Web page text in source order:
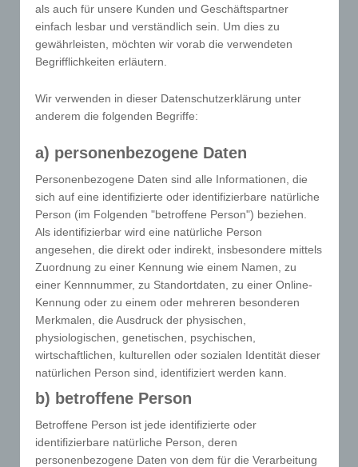
Verantwortlichen oder des Auftragsverarbeiters
befugt sind, die personenbezogenen Daten zu
verarbeiten.
Einwilligung ist jede von der betroffenen Person
freiwillig für den bestimmten Fall in informierter
Willensbekundung in Form einer Erklärung oder
einer sonstigen eindeutigen bestätigenden
Handlung, mit der die betroffene Person zu
verstehen gibt, dass sie mit der Verarbeitung der
sie betreffenden personenbezogenen Daten
einverstanden ist.
Name und Anschrift des für die
Verarbeitung Verantwortlichen
Verantwortlicher im Sinne der Datenschutz-
Grundverordnung, sonstiger in den Mitgliedstaaten
Datenschutzgesetze und anderer Bestimmungen mit
datenschutzrechtlichem Charakter ist:
MECOSO GmbH & Co. KG
als auch für unsere Kunden und Geschäftspartner
einfach lesbar und verständlich sein. Um dies zu
gewährleisten, möchten wir vorab die verwendeten
Begrifflichkeiten erläutern.
Wir verwenden in dieser Datenschutzerklärung unter
anderem die folgenden Begriffe:
a) personenbezogene Daten
Personenbezogene Daten sind alle Informationen, die
sich auf eine identifizierte oder identifizierbare natürliche
Person (im Folgenden "betroffene Person") beziehen.
Als identifizierbar wird eine natürliche Person
angesehen, die direkt oder indirekt, insbesondere mittels
Zuordnung zu einer Kennung wie einem Namen, zu
einer Kennnummer, zu Standortdaten, zu einer Online-
Kennung oder zu einem oder mehreren besonderen
Merkmalen, die Ausdruck der physischen,
physiologischen, genetischen, psychischen,
wirtschaftlichen, kulturellen oder sozialen Identität dieser
natürlichen Person sind, identifiziert werden kann.
b) betroffene Person
Betroffene Person ist jede identifizierte oder
identifizierbare natürliche Person, deren
personenbezogene Daten von dem für die Verarbeitung